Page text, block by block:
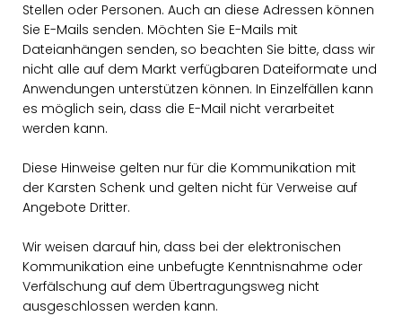
Stellen oder Personen. Auch an diese Adressen können
Sie E-Mails senden. Möchten Sie E-Mails mit
Dateianhängen senden, so beachten Sie bitte, dass wir
nicht alle auf dem Markt verfügbaren Dateiformate und
Anwendungen unterstützen können. In Einzelfällen kann
es möglich sein, dass die E-Mail nicht verarbeitet
werden kann.
Diese Hinweise gelten nur für die Kommunikation mit
der Karsten Schenk und gelten nicht für Verweise auf
Angebote Dritter.
Wir weisen darauf hin, dass bei der elektronischen
Kommunikation eine unbefugte Kenntnisnahme oder
Verfälschung auf dem Übertragungsweg nicht
ausgeschlossen werden kann.